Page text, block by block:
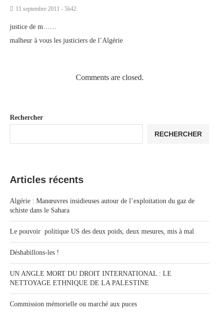
11 septembre 2011 - 5h42
justice de m……
malheur à vous les justiciers de l’Algérie
Comments are closed.
Rechercher
RECHERCHER
Articles récents
Algérie : Manœuvres insidieuses autour de l’exploitation du gaz de
schiste dans le Sahara
Le pouvoir politique US des deux poids, deux mesures, mis à mal
Déshabillons-les !
UN ANGLE MORT DU DROIT INTERNATIONAL : LE
NETTOYAGE ETHNIQUE DE LA PALESTINE
Commission mémorielle ou marché aux puces